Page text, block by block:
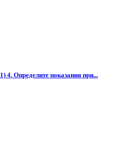
4. Определите показания при...